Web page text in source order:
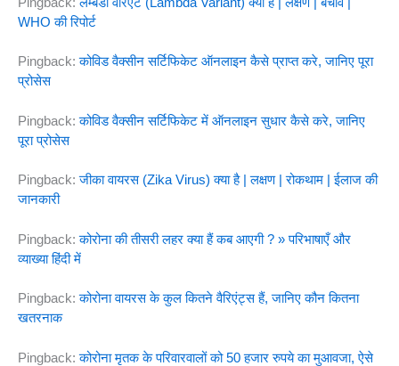
WHO की रिपोर्ट
Pingback:कोविड वैक्सीन सर्टिफिकेट ऑनलाइन कैसे प्राप्त करे, जानिए पूरा
प्रोसेस
Pingback:कोविड वैक्सीन सर्टिफिकेट में ऑनलाइन सुधार कैसे करे, जानिए
पूरा प्रोसेस
Pingback:जीका वायरस (Zika Virus) क्या है | लक्षण | रोकथाम | ईलाज की
जानकारी
Pingback:कोरोना की तीसरी लहर क्या हैं कब आएगी ? » परिभाषाएँ और
व्याख्या हिंदी में
Pingback:कोरोना वायरस के कुल कितने वैरिएंट्स हैं, जानिए कौन कितना
खतरनाक
Pingback:कोरोना मृतक के परिवारवालों को 50 हजार रुपये का मुआवजा, ऐसे